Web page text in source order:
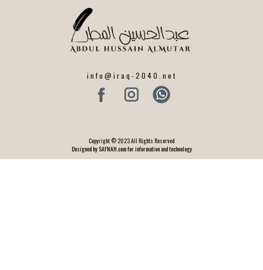
info@iraq-2040.net
Copyright © 2023 All Rights Reserved
Designed by SAFNAH.com for information and technology